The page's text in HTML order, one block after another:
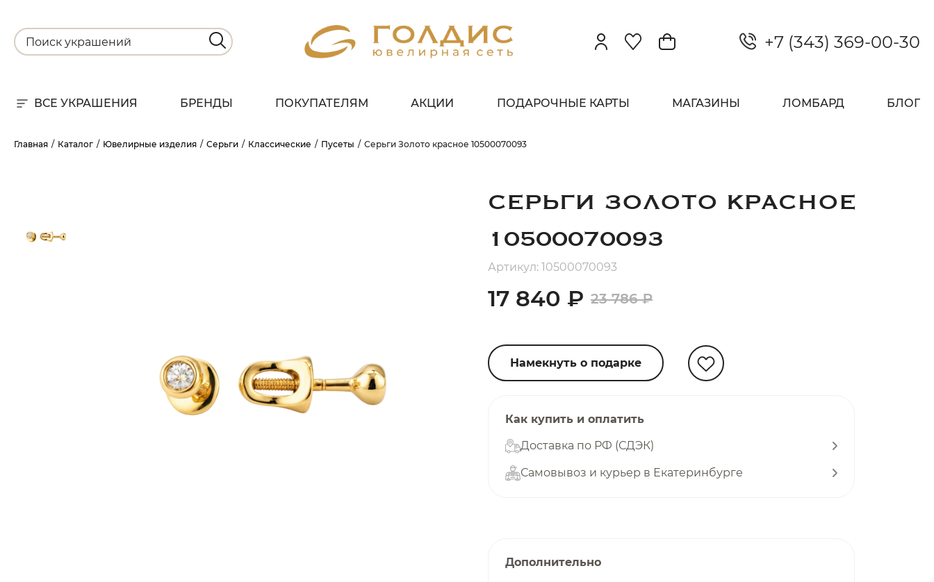
+7 (343) 369-00-30
ВСЕ УКРАШЕНИЯ БРЕНДЫ ПОКУПАТЕЛЯМ АКЦИИ ПОДАРОЧНЫЕ КАРТЫ МАГАЗИНЫ ЛОМБАРД БЛОГ
Главная Каталог Ювелирные изделия Серьги Классические Пусеты Серьги Золото красное 10500070093
СЕРЬГИ ЗОЛОТО КРАСНОЕ
10500070093
Артикул: 10500070093
17 840 ₽ 23 786 ₽
Намекнуть о подарке
Как купить и оплатить
Доставка по РФ (СДЭК)
Самовывоз и курьер в Екатеринбурге
Дополнительно
БЕЗ ПЕРЕПЛАТ
в корзину